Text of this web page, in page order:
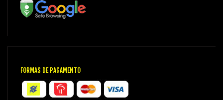
FORMAS DE PAGAMENTO